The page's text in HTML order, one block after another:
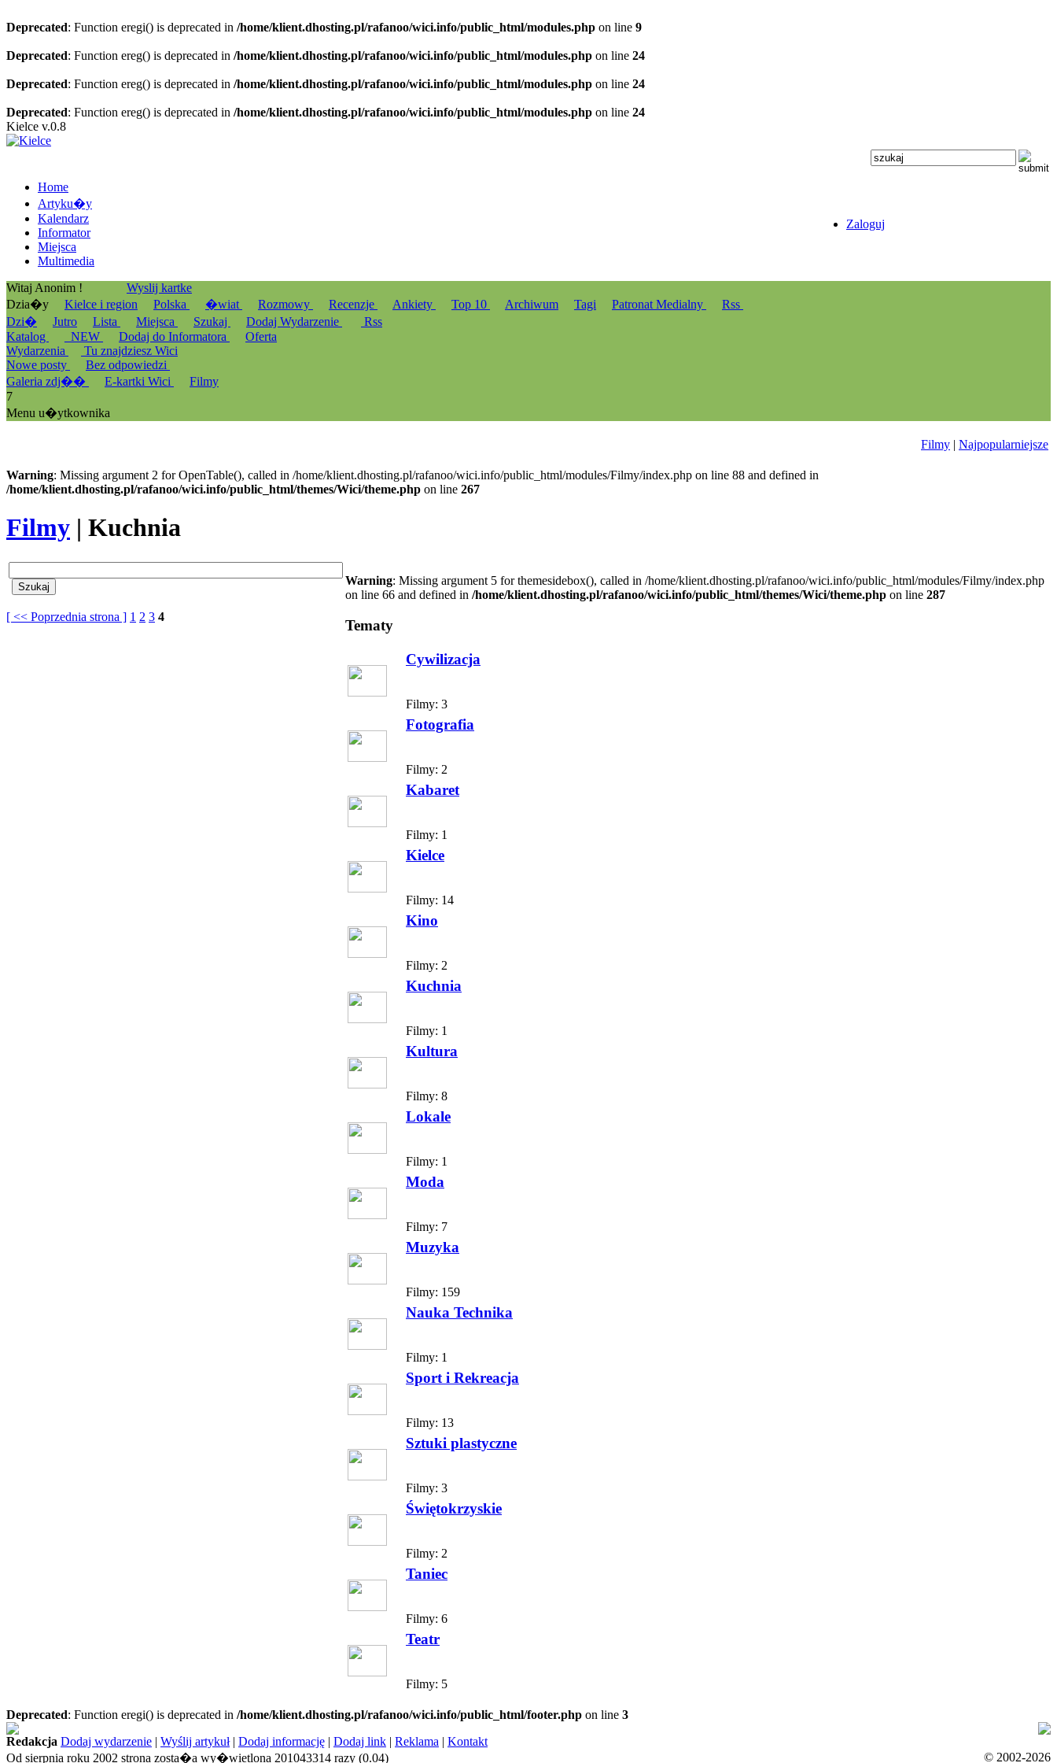
Deprecated: Function eregi() is deprecated in /home/klient.dhosting.pl/rafanoo/wici.info/public_html/modules.php on line 9
Deprecated: Function ereg() is deprecated in /home/klient.dhosting.pl/rafanoo/wici.info/public_html/modules.php on line 24
Deprecated: Function ereg() is deprecated in /home/klient.dhosting.pl/rafanoo/wici.info/public_html/modules.php on line 24
Deprecated: Function ereg() is deprecated in /home/klient.dhosting.pl/rafanoo/wici.info/public_html/modules.php on line 24
Kielce v.0.8
Home
Artyku�y
Kalendarz
Informator
Miejsca
Multimedia
Zaloguj
Witaj Anonim !
Wyslij kartke
Dzia�y
Kielce i region Polska �wiat Rozmowy Recenzje Ankiety Top 10 Archiwum Tagi Patronat Medialny
Rss
Dzi�
Jutro Lista Miejsca Szukaj Dodaj Wydarzenie
Rss
Katalog
_NEW Dodaj do Informatora
Oferta
Wydarzenia
Tu znajdziesz Wici
Nowe posty
Bez odpowiedzi
Galeria zdj��
E-kartki Wici
Filmy
7
Menu u�ytkownika
Filmy | Najpopularniejsze
Warning: Missing argument 2 for OpenTable(), called in /home/klient.dhosting.pl/rafanoo/wici.info/public_html/modules/Filmy/index.php on line 88 and defined in
/home/klient.dhosting.pl/rafanoo/wici.info/public_html/themes/Wici/theme.php on line 267
Filmy | Kuchnia
[ << Poprzednia strona ] 1 2 3 4
Warning: Missing argument 5 for themesidebox(), called in /home/klient.dhosting.pl/rafanoo/wici.info/public_html/modules/Filmy/index.php
on line 66 and defined in /home/klient.dhosting.pl/rafanoo/wici.info/public_html/themes/Wici/theme.php on line 287
Tematy
Cywilizacja
Filmy: 3
Fotografia
Filmy: 2
Kabaret
Filmy: 1
Kielce
Filmy: 14
Kino
Filmy: 2
Kuchnia
Filmy: 1
Kultura
Filmy: 8
Lokale
Filmy: 1
Moda
Filmy: 7
Muzyka
Filmy: 159
Nauka Technika
Filmy: 1
Sport i Rekreacja
Filmy: 13
Sztuki plastyczne
Filmy: 3
Świętokrzyskie
Filmy: 2
Taniec
Filmy: 6
Teatr
Filmy: 5
Deprecated: Function eregi() is deprecated in /home/klient.dhosting.pl/rafanoo/wici.info/public_html/footer.php on line 3
Redakcja Dodaj wydarzenie | Wyślij artykuł| Dodaj informację | Dodaj link | Reklama | Kontakt
Od sierpnia roku 2002 strona zosta�a wy�wietlona 201043314 razy (0.04)
© 2002-2026